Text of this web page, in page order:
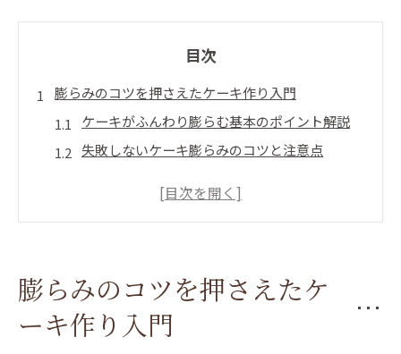
目次
膨らみのコツを押さえたケーキ作り入門
ケーキがふんわり膨らむ基本のポイント解説
失敗しないケーキ膨らみのコツと注意点
膨らみ不足を防ぐケーキ作りの黄金比とは
ベーキングパウダーなしでも成功する秘訣
ケーキをベーキングパウダーなしで膨らませる
膨らみのコツを押さえたケ
ーキ作り入門